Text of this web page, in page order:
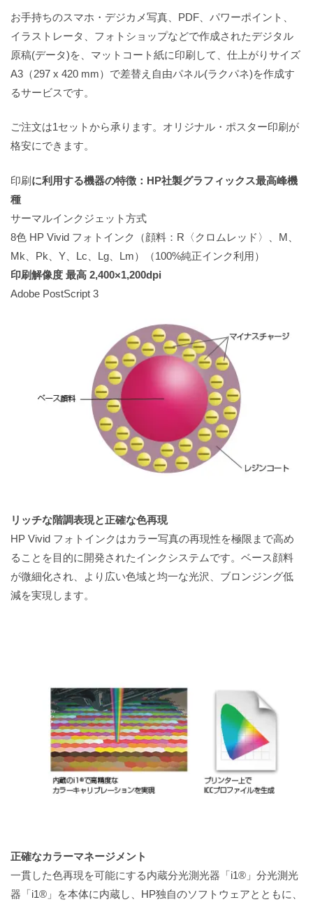
お手持ちのスマホ・デジカメ写真、PDF、パワーポイント、
イラストレータ、フォトショップなどで作成されたデジタル
原稿(データ)を、マットコート紙に印刷して、仕上がりサイズ
A3（297 x 420 mm）で差替え自由パネル(ラクパネ)を作成す
るサービスです。
ご注文は1セットから承ります。オリジナル・ポスター印刷が
格安にできます。
印刷 に利用する機器の特徴：HP社製グラフィックス最高峰機
種
サーマルインクジェット方式
8色 HP Vivid フォトインク（顔料：R〈クロムレッド〉、M、
Mk、Pk、Y、Lc、Lg、Lm）（100%純正インク利用）
印刷解像度 最高 2,400×1,200dpi
Adobe PostScript 3
リッチな階調表現と正確な色再現
HP Vivid フォトインクはカラー写真の再現性を極限まで高め
ることを目的に開発されたインクシステムです。ベース顔料
が微細化され、より広い色域と均一な光沢、ブロンジング低
減を実現します。
正確なカラーマネージメント
一貫した色再現を可能にする内蔵分光測光器「i1®」分光測光
器「i1®」を本体に内蔵し、HP独自のソフトウェアとともに、